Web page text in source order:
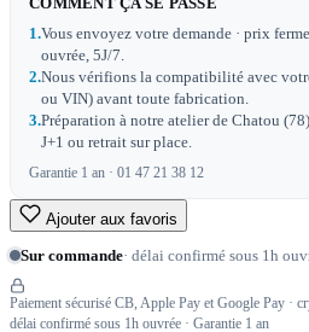
COMMENT ÇA SE PASSE
1.Vous envoyez votre demande · prix
ouvrée, 5J/7.
2.Nous vérifions la compatibilité avec
ou VIN) avant toute fabrication.
3.Préparation à notre atelier de Chatou
J+1 ou retrait sur place.
Garantie 1 an · 01 47 21 38 12
Ajouter aux favoris
Sur commande· délai confirmé sous 1h
Paiement sécurisé CB, Apple Pay et Google Pay ·
délai confirmé sous 1h ouvrée · Garantie 1 an